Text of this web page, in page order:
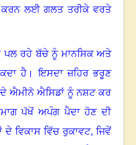
ਕਰਨ ਲਈ ਗਲਤ ਤਰੀਕੇ ਵਰਤੇ
ਪਲ ਰਹੇ ਬੱਚੇ ਨੂੰ ਮਾਨਸਿਕ ਅਤੇ
ਹੈ ।ਇਸਦਾ ਜ਼ਹਿਰ ਭਰੂਣ
ਐਮੀਨੋ ਐਸਿਡਾਂ ਨੂੰ ਨਸ਼ਟ ਕਰ
ਪੱਖੋਂ ਅਪੰਗ ਪੈਦਾ ਹੋਣ ਦੀ
ਵਿਕਾਸ ਵਿੱਚ ਰੁਕਾਵਟ, ਜਿਵੇਂ